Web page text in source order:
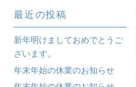
ナ
ビ
ゲ
ー
シ
最近の投稿
新年明けましておめでとうご
ざいます。
年末年始の休業のお知らせ